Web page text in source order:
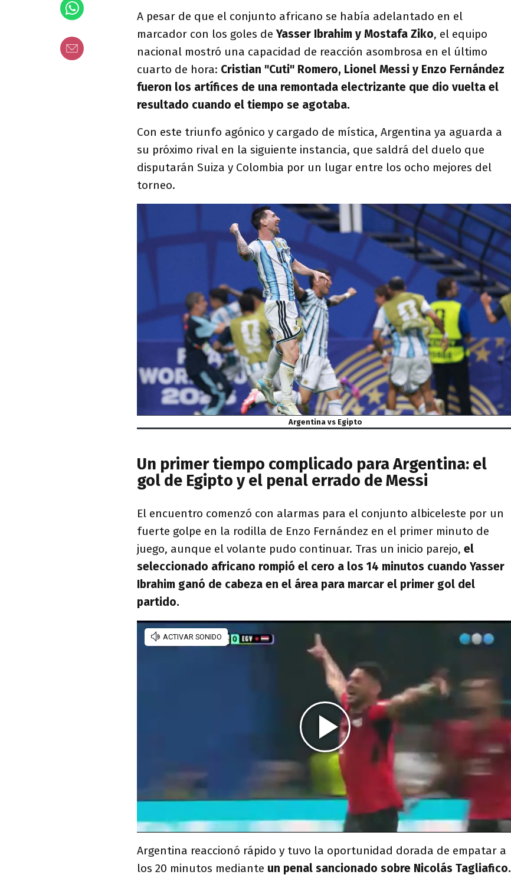
A pesar de que el conjunto africano se había adelantado en el
marcador con los goles de Yasser Ibrahim y Mostafa Ziko, el equipo
nacional mostró una capacidad de reacción asombrosa en el último
cuarto de hora: Cristian "Cuti" Romero, Lionel Messi y Enzo Fernández
fueron los artífices de una remontada electrizante que dio vuelta el
resultado cuando el tiempo se agotaba.
Con este triunfo agónico y cargado de mística, Argentina ya aguarda a
su próximo rival en la siguiente instancia, que saldrá del duelo que
disputarán Suiza y Colombia por un lugar entre los ocho mejores del
torneo.
Argentina vs Egipto
Un primer tiempo complicado para Argentina: el
gol de Egipto y el penal errado de Messi
El encuentro comenzó con alarmas para el conjunto albiceleste por un
fuerte golpe en la rodilla de Enzo Fernández en el primer minuto de
juego, aunque el volante pudo continuar. Tras un inicio parejo, el
seleccionado africano rompió el cero a los 14 minutos cuando Yasser
Ibrahim ganó de cabeza en el área para marcar el primer gol del
partido.
Argentina reaccionó rápido y tuvo la oportunidad dorada de empatar a
los 20 minutos mediante un penal sancionado sobre Nicolás Tagliafico.